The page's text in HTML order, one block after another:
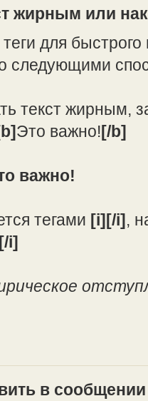
жирным или
для
следующими
текст жирным,
Это важно![/b]
важно!
тегами [i][/i],
[/i]
в